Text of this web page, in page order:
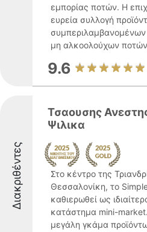
εμπορίας ποτών. Η
ευρεία συλλογή
μη αλκοολούχων
9.6
Διακριθέντες
Τσαουσης
Ψιλικα
Στο κέντρο της
Θεσσαλονίκη, το
καθιερωθεί ως
κατάστημα mini-market.
μεγάλη γκάμα